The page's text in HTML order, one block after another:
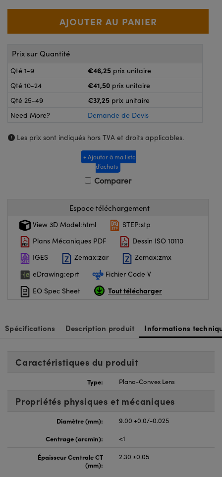
: Microscopie
: Caméras
Gratings™
Prix sur Quantité
Qté 1-9 €46,25 prix unitaire
Qté 10-24
€41,50 prix unitaire
Qté 25-49
€37,25 prix unitaire
Need More?
Demande de Devis
Les prix sont indiqués hors TVA et droits applicables.
+ Ajouter à ma liste
d’achats
Comparer
Espace téléchargement
View 3D Model:html
STEP:stp
Plans Mécaniques PDF
Dessin ISO 10110
IGES
Zemax:zar
Zemax:zmx
eDrawing:eprt
Fichier Code V
EO Spec Sheet
Tout télécharger
Spécifications Description produit Informations
Caractéristiques du produit
Type: Plano-Convex Lens
Propriétés physiques et mécaniques
Diamètre (mm):
9.00 +0.0/-0.025
Centrage (arcmin):
<1
Épaisseur Centrale CT
(mm):
2.30 ±0.05